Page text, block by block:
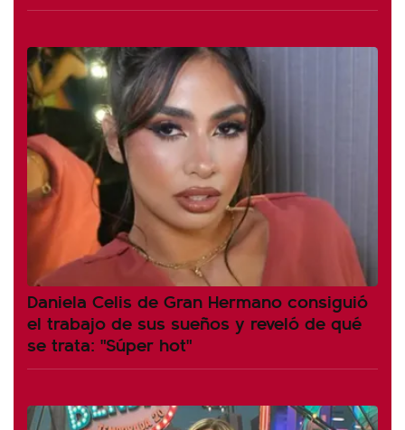
Daniela Celis de Gran Hermano consiguió
el trabajo de sus sueños y reveló de qué
se trata: "Súper hot"